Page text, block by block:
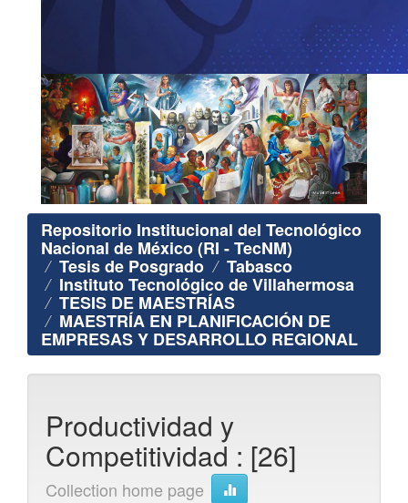
Repositorio Institucional del Tecnológico
Nacional de México (RI - TecNM)
Tesis de Posgrado Tabasco
Instituto Tecnológico de Villahermosa
TESIS DE MAESTRÍAS
MAESTRÍA EN PLANIFICACIÓN DE
EMPRESAS Y DESARROLLO REGIONAL
Productividad y
Competitividad : [26]
Collection home page